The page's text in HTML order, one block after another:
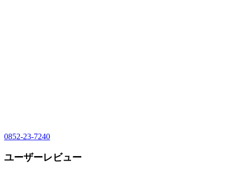
0852-23-7240
ユーザーレビュー